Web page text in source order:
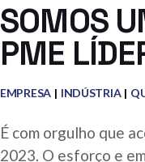
SOMOS
PME
EMPRESA INDÚSTRIA
É com orgulho que
2023. O esforço e